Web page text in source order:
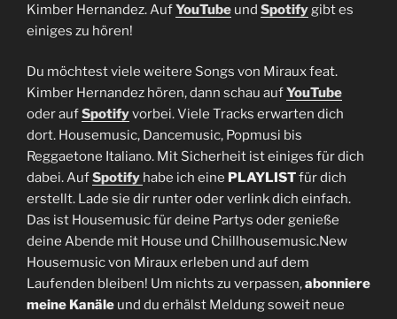
Kimber Hernandez. AufYouTube und Spotifygibt es
einiges zu hören!
Du möchtest viele weitere Songs von Miraux feat.
Kimber Hernandez hören, dann schau aufYouTube
oder aufSpotifyvorbei. Viele Tracks erwarten dich
dort. Housemusic, Dancemusic, Popmusi bis
Reggaetone Italiano. Mit Sicherheit ist einiges für dich
dabei. AufSpotify habe ich eine PLAYLISTfür dich
erstellt. Lade sie dir runter oder verlink dich einfach.
Das ist Housemusic für deine Partys oder genieße
deine Abende mit House und Chillhousemusic.New
Housemusic von Miraux erleben und auf dem
Laufenden bleiben! Um nichts zu verpassen,abonniere
meine Kanäle und du erhälst Meldung soweit neue